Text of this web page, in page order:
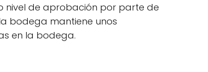
nivel de aprobación por parte de
bodega mantiene unos
en la bodega.